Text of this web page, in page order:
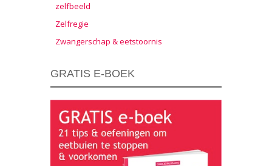
zelfbeeld
Zelfregie
Zwangerschap & eetstoornis
GRATIS E-BOEK